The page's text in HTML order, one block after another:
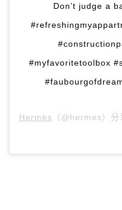
Don’t judge a
#myfavoritetoolbox
Hermès （@hermes）